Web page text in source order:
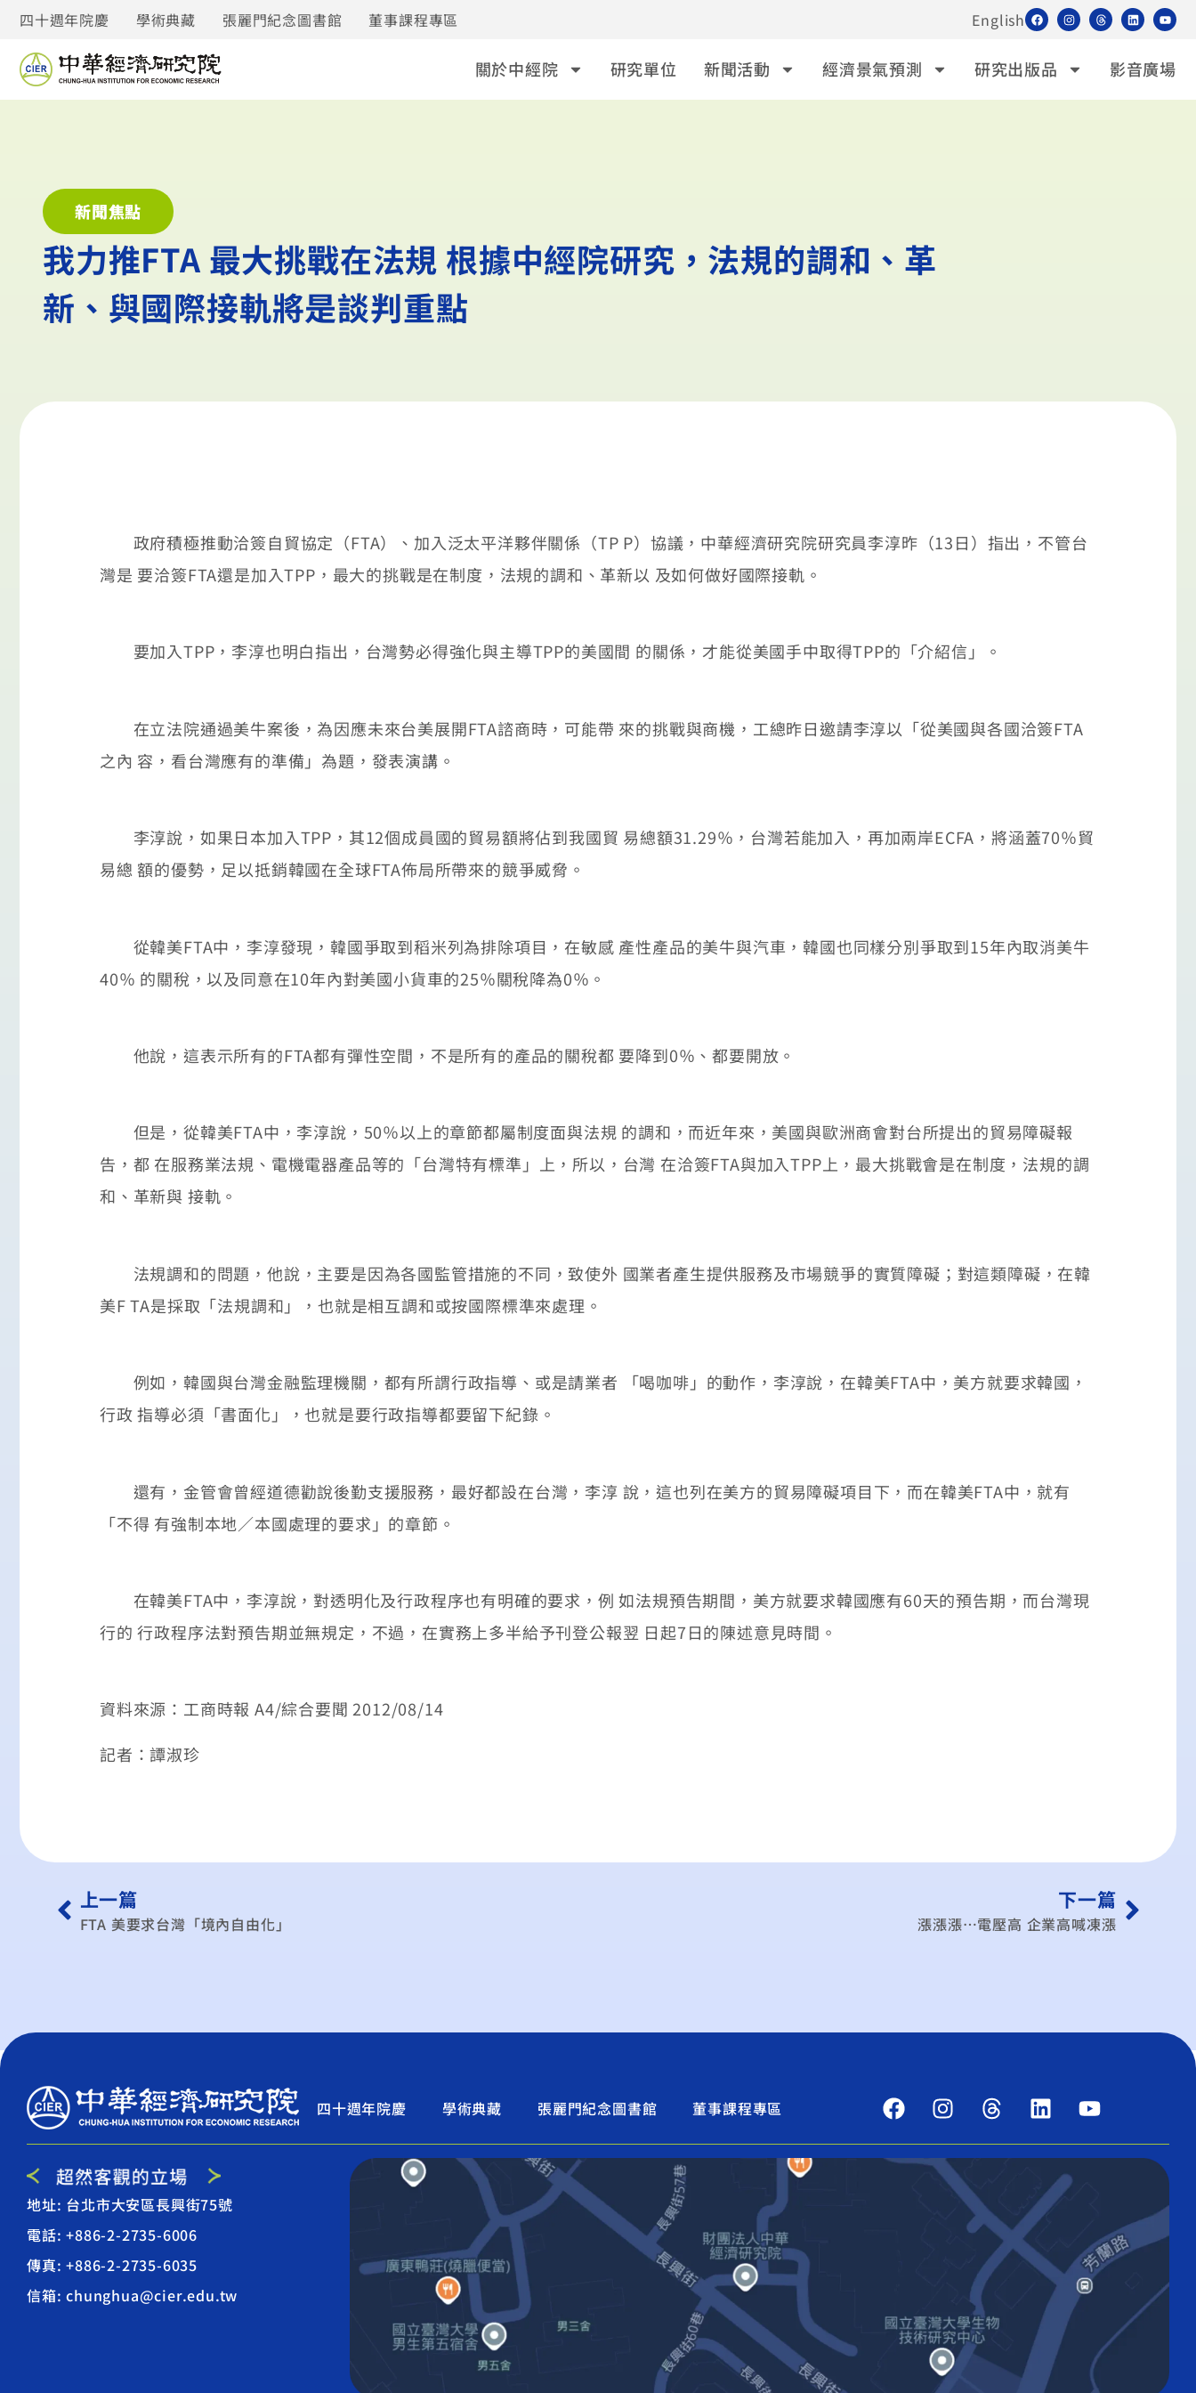
四十週年院慶 學術典藏 張麗門紀念圖書館 董事課程專區 English
關於中經院 研究單位 新聞活動 經濟景氣預測 研究出版品 影音廣場
新聞焦點
我力推FTA 最大挑戰在法規 根據中經院研究，法規的調和、革
新、與國際接軌將是談判重點
政府積極推動洽簽自貿協定（FTA）、加入泛太平洋夥伴關係（TP P）協議，中華經濟研究院研究員李淳昨（13日）指出，不管台
灣是 要洽簽FTA還是加入TPP，最大的挑戰是在制度，法規的調和、革新以 及如何做好國際接軌。
要加入TPP，李淳也明白指出，台灣勢必得強化與主導TPP的美國間 的關係，才能從美國手中取得TPP的「介紹信」。
在立法院通過美牛案後，為因應未來台美展開FTA諮商時，可能帶 來的挑戰與商機，工總昨日邀請李淳以「從美國與各國洽簽FTA
之內 容，看台灣應有的準備」為題，發表演講。
李淳說，如果日本加入TPP，其12個成員國的貿易額將佔到我國貿 易總額31.29％，台灣若能加入，再加兩岸ECFA，將涵蓋70％貿
易總 額的優勢，足以抵銷韓國在全球FTA佈局所帶來的競爭威脅。
從韓美FTA中，李淳發現，韓國爭取到稻米列為排除項目，在敏感 產性產品的美牛與汽車，韓國也同樣分別爭取到15年內取消美牛
40％ 的關稅，以及同意在10年內對美國小貨車的25％關稅降為0％。
他說，這表示所有的FTA都有彈性空間，不是所有的產品的關稅都 要降到0％、都要開放。
但是，從韓美FTA中，李淳說，50％以上的章節都屬制度面與法規 的調和，而近年來，美國與歐洲商會對台所提出的貿易障礙報
告，都 在服務業法規、電機電器產品等的「台灣特有標準」上，所以，台灣 在洽簽FTA與加入TPP上，最大挑戰會是在制度，法規的調
和、革新與 接軌。
法規調和的問題，他說，主要是因為各國監管措施的不同，致使外 國業者產生提供服務及市場競爭的實質障礙；對這類障礙，在韓
美F TA是採取「法規調和」，也就是相互調和或按國際標準來處理。
例如，韓國與台灣金融監理機關，都有所謂行政指導、或是請業者 「喝咖啡」的動作，李淳說，在韓美FTA中，美方就要求韓國，
行政 指導必須「書面化」，也就是要行政指導都要留下紀錄。
還有，金管會曾經道德勸說後勤支援服務，最好都設在台灣，李淳 說，這也列在美方的貿易障礙項目下，而在韓美FTA中，就有
「不得 有強制本地／本國處理的要求」的章節。
在韓美FTA中，李淳說，對透明化及行政程序也有明確的要求，例 如法規預告期間，美方就要求韓國應有60天的預告期，而台灣現
行的 行政程序法對預告期並無規定，不過，在實務上多半給予刊登公報翌 日起7日的陳述意見時間。
資料來源：工商時報 A4/綜合要聞 2012/08/14
記者：譚淑珍
上一篇
FTA 美要求台灣「境內自由化」
下一篇
漲漲漲…電壓高 企業高喊凍漲
四十週年院慶 學術典藏 張麗門紀念圖書館 董事課程專區
地址: 台北市大安區長興街75號
電話: +886-2-2735-6006
傳真: +886-2-2735-6035
信箱: chunghua@cier.edu.tw